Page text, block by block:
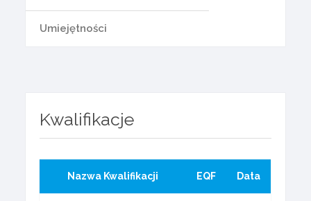
Umiejętności
Kwalifikacje
Nazwa Kwalifikacji EQF Data